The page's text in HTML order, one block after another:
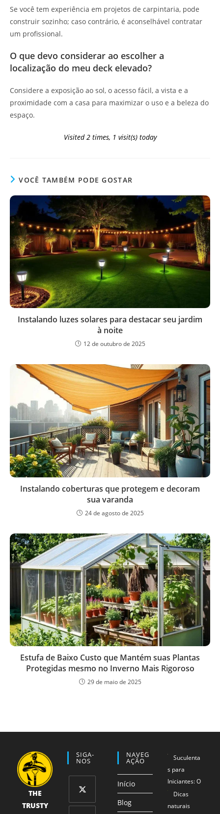
Se você tem experiência em projetos de carpintaria, pode
construir sozinho; caso contrário, é aconselhável contratar
um profissional.
O que devo considerar ao escolher a
localização do meu deck elevado?
Considere a exposição ao sol, o acesso fácil, a vista e a
proximidade com a casa para maximizar o uso e a beleza do
espaço.
Visited 2 times, 1 visit(s) today
VOCÊ TAMBÉM PODE GOSTAR
Instalando luzes solares para destacar seu jardim
à noite
12 de outubro de 2025
Instalando coberturas que protegem e decoram
sua varanda
24 de agosto de 2025
Estufa de Baixo Custo que Mantém suas Plantas
Protegidas mesmo no Inverno Mais Rigoroso
29 de maio de 2025
THE
TRUSTY
SIGA-
NOS
Abre
NAVEG
AÇÃO
Início
Blog
Suculenta
s para
Iniciantes: O
Método 1-2-
3 que
Dicas
naturais